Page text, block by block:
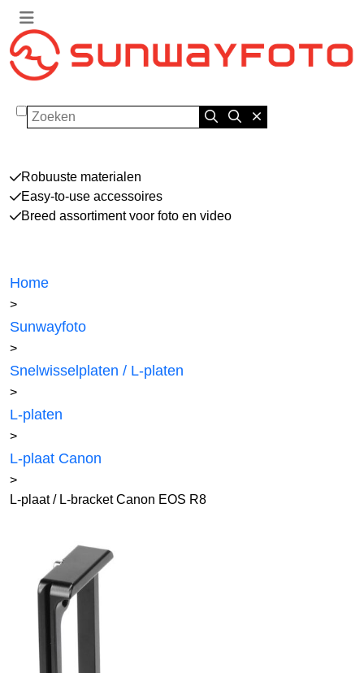
Zoeken
Robuuste materialen
Easy-to-use accessoires
Breed assortiment voor foto en video
Home
>
Sunwayfoto
>
Snelwisselplaten / L-platen
>
L-platen
>
L-plaat Canon
>
L-plaat / L-bracket Canon EOS R8